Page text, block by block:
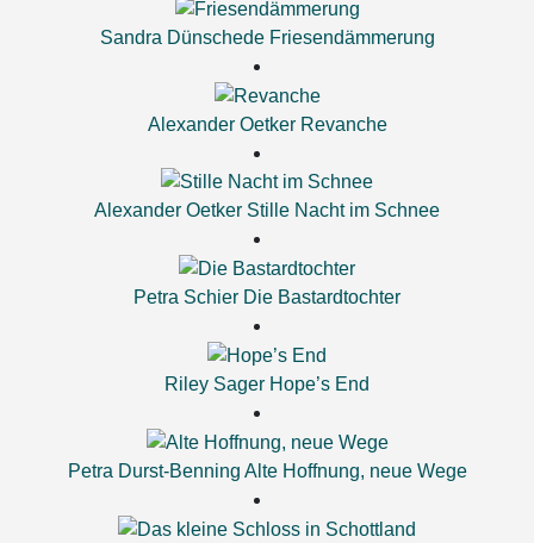
Sandra Dünschede Friesendämmerung
Alexander Oetker Revanche
Alexander Oetker Stille Nacht im Schnee
Petra Schier Die Bastardtochter
Riley Sager Hope’s End
Petra Durst-Benning Alte Hoffnung, neue Wege